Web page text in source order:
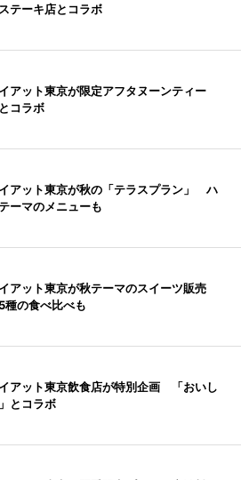
テーキ店とコラボ
アット東京が限定アフタヌーンティー
コラボ
アット東京が秋の「テラスプラン」 ハ
ーマのメニューも
アット東京が秋テーマのスイーツ販売
種の食べ比べも
アット東京飲食店が特別企画 「おいし
とコラボ